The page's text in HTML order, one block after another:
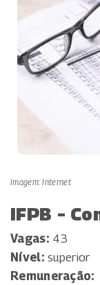
Imagem: Internet
IFPB –
Vagas:43
Nível:superior
Remuneração: